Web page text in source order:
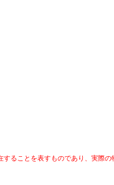
ることを表すものであり、実際の